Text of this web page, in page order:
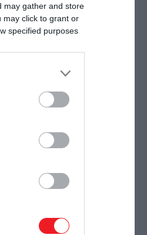
may gather and store
may click to grant or
specified purposes